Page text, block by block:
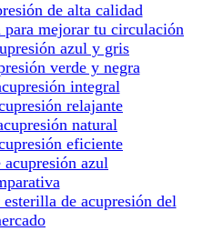
de alta calidad
para mejorar tu circulación
azul y gris
verde y negra
integral
relajante
natural
eficiente
azul
de acupresión del